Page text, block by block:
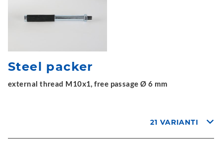
Steel packer
external thread M10x1, free passage Ø 6 mm
21 VARIANTI